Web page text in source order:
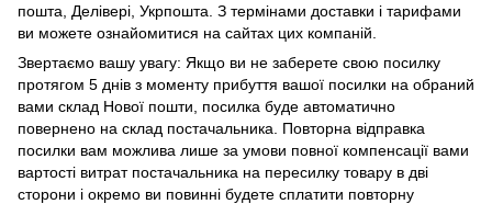
пошта, Делівері, Укрпошта. З термінами доставки і тарифами
ви можете ознайомитися на сайтах цих компаній.
Звертаємо вашу увагу: Якщо ви не заберете свою посилку
протягом 5 днів з моменту прибуття вашої посилки на обраний
вами склад Нової пошти, посилка буде автоматично
повернено на склад постачальника. Повторна відправка
посилки вам можлива лише за умови повної компенсації вами
вартості витрат постачальника на пересилку товару в дві
сторони і окремо ви повинні будете сплатити повторну